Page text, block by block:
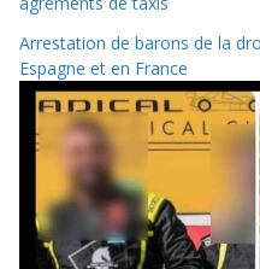
Arrestation de barons de la
Espagne et en France